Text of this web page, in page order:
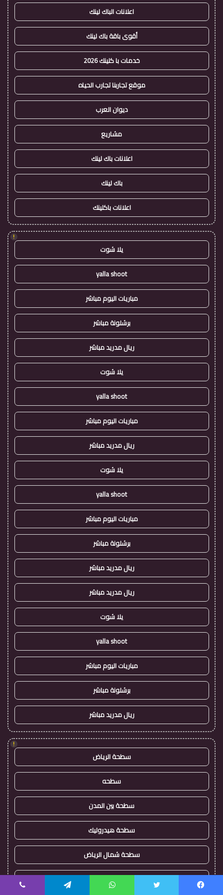
اعلانات الباك لينك
أقوى باقة باك لينك
خدمات با كلينك 2026
موقع تجاربنا تجارب الحياه
ديوان العرب
مشاريع
اعلانات باك لينك
باك لينك
اعلانات باكلينك
!
يلا شوت
yalla shoot
مباريات اليوم مباشر
برشلونة مباشر
ريال مدريد مباشر
يلا شوت
yalla shoot
مباريات اليوم مباشر
ريال مدريد مباشر
يلا شوت
yalla shoot
مباريات اليوم مباشر
برشلونة مباشر
ريال مدريد مباشر
ريال مدريد مباشر
يلا شوت
yalla shoot
مباريات اليوم مباشر
برشلونة مباشر
ريال مدريد مباشر
!
سطحة الرياض
سطحه
سطحة بين المدن
سطحة هيدروليك
سطحة شمال الرياض
سطحة غرب الرياض